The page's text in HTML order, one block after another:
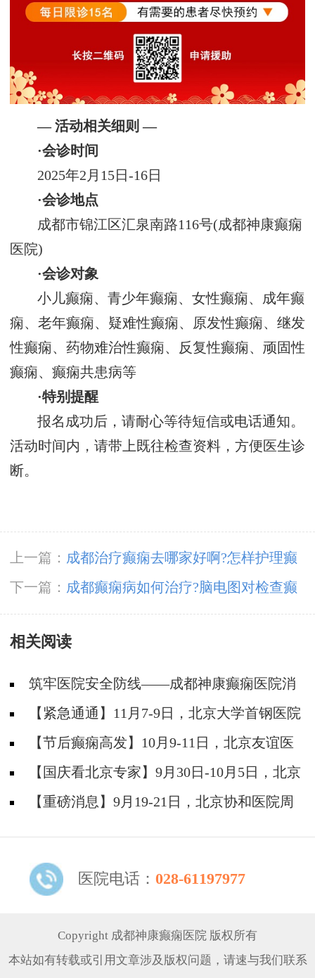
— 活动相关细则 —
·会诊时间
2025年2月15日-16日
·会诊地点
成都市锦江区汇泉南路116号(成都神康癫痫
医院)
·会诊对象
小儿癫痫、青少年癫痫、女性癫痫、成年癫
痫、老年癫痫、疑难性癫痫、原发性癫痫、继发
性癫痫、药物难治性癫痫、反复性癫痫、顽固性
癫痫、癫痫共患病等
·特别提醒
报名成功后，请耐心等待短信或电话通知。
活动时间内，请带上既往检查资料，方便医生诊
断。
上一篇： 成都治疗癫痫去哪家好啊?怎样护理癫
痫老人?
下一篇： 成都癫痫病如何治疗?脑电图对检查癫
痫有什么意义?
相关阅读
筑牢医院安全防线——成都神康癫痫医院消
防安全培训纪实
【紧急通通】11月7-9日，北京大学首钢医院
神经内科胡颖教授亲临成都会诊，破解癫痫疑难
【节后癫痫高发】10月9-11日，北京友谊医
院陈葵博士免费会诊+治疗援助，破解癫痫难
题！
【国庆看北京专家】9月30日-10月5日，北京
天坛&首钢医院两大专家蓉城亲诊+癫痫大额救
【重磅消息】9月19-21日，北京协和医院周
线！
医院电话： 028-61197977
Copyright 成都神康癫痫医院 版权所有
本站如有转载或引用文章涉及版权问题，请速与我们联系